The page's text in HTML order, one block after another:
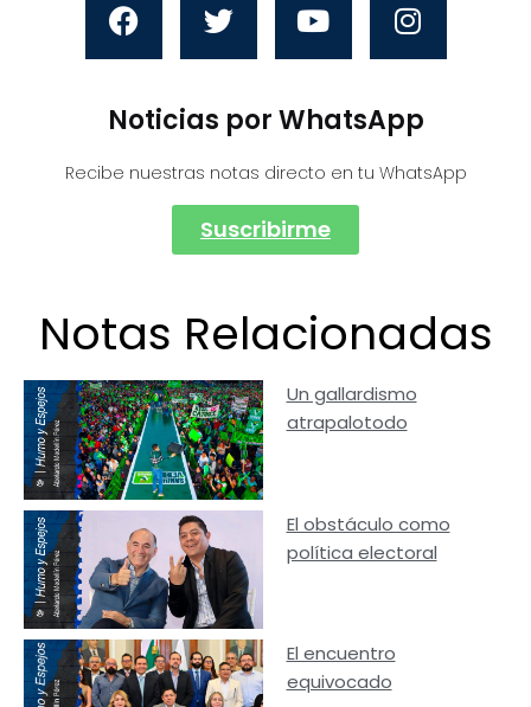
Noticias por WhatsApp
Recibe nuestras notas directo en tu WhatsApp
Suscribirme
Notas Relacionadas
Un gallardismo
atrapalotodo
El obstáculo como
política electoral
El encuentro
equivocado